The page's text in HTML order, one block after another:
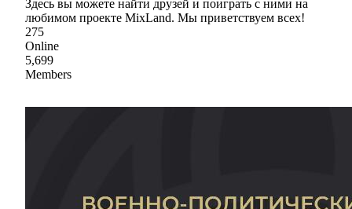
Здесь вы можете найти друзей и поиграть с ними на
любимом проекте MixLand. Мы приветствуем всех!
275
Online
5,699
Members